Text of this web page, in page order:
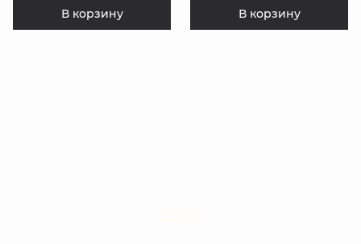
В корзину В корзину